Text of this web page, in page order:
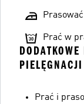
Prać w
PIELĘGNACJI
Prać i